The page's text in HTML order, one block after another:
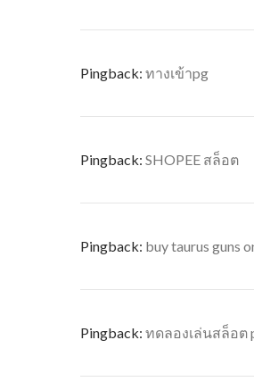
Pingback: ทางเข้าpg
Pingback: SHOPEE สล็อต
Pingback: buy taurus guns
Pingback: ทดลองเล่นสล็อต